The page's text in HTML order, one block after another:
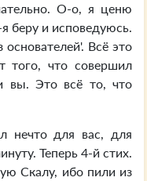
О-о, я ценю
беру и исповедуюсь.
Всё это
того, что совершил
вы. Это всё то, что
нечто для вас, для
Теперь 4-й стих.
Скалу, ибо пили из